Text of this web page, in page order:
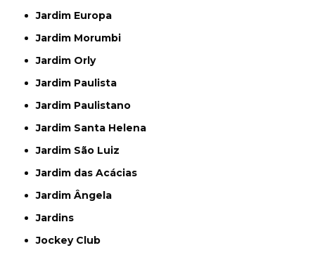
Jardim Europa
Jardim Morumbi
Jardim Orly
Jardim Paulista
Jardim Paulistano
Jardim Santa Helena
Jardim São Luiz
Jardim das Acácias
Jardim Ângela
Jardins
Jockey Club